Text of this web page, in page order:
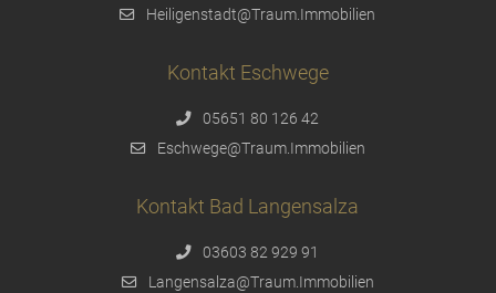
Heiligenstadt@Traum.Immobilien
Kontakt Eschwege
05651 80 126 42
Eschwege@Traum.Immobilien
Kontakt Bad Langensalza
03603 82 929 91
Langensalza@Traum.Immobilien